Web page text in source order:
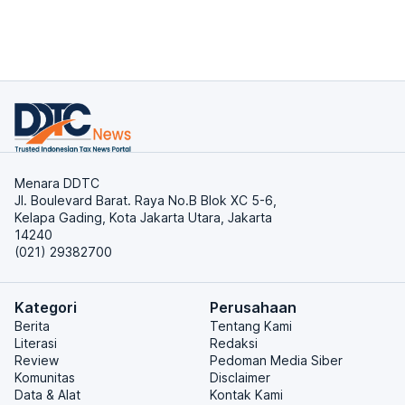
Menara DDTC
Jl. Boulevard Barat. Raya No.B Blok XC 5-6,
Kelapa Gading, Kota Jakarta Utara, Jakarta
14240
(021) 29382700
Kategori
Berita
Literasi
Review
Komunitas
Data & Alat
Perusahaan
Tentang Kami
Redaksi
Pedoman Media Siber
Disclaimer
Kontak Kami